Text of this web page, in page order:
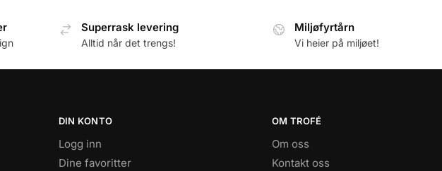
Superrask levering
Alltid når det trengs!
Miljøfyrtårn
Vi heier på miljøet!
DIN KONTO
Logg inn
Dine favoritter
OM TROFÉ
Om oss
Kontakt oss